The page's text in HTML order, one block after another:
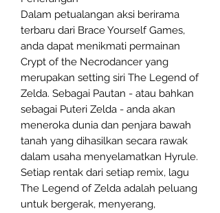
Dalam petualangan aksi berirama
terbaru dari Brace Yourself Games,
anda dapat menikmati permainan
Crypt of the Necrodancer yang
merupakan setting siri The Legend of
Zelda. Sebagai Pautan - atau bahkan
sebagai Puteri Zelda - anda akan
meneroka dunia dan penjara bawah
tanah yang dihasilkan secara rawak
dalam usaha menyelamatkan Hyrule.
Setiap rentak dari setiap remix, lagu
The Legend of Zelda adalah peluang
untuk bergerak, menyerang,